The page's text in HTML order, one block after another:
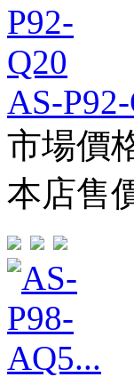
AS-
市場價
本店售